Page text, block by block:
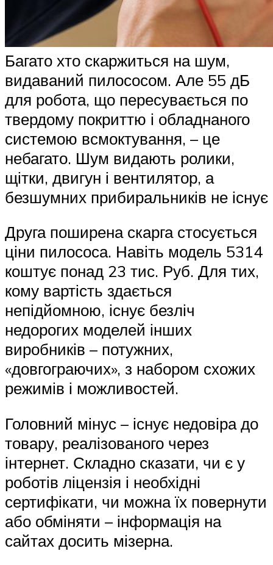
Багато хто скаржиться на шум,
видаваний пилососом. Але 55 дБ
для робота, що пересувається по
твердому покриттю і обладнаного
системою всмоктування, – це
небагато. Шум видають ролики,
щітки, двигун і вентилятор, а
безшумних прибиральників не існує
Друга поширена скарга стосується
ціни пилососа. Навіть модель 5314
коштує понад 23 тис. Руб. Для тих,
кому вартість здається
непідйомною, існує безліч
недорогих моделей інших
виробників – потужних,
«довгограючих», з набором схожих
режимів і можливостей.
Головний мінус – існує недовіра до
товару, реалізованого через
інтернет. Складно сказати, чи є у
роботів ліцензія і необхідні
сертифікати, чи можна їх повернути
або обміняти – інформація на
сайтах досить мізерна.